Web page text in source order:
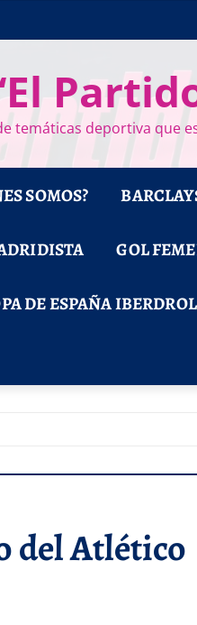
temáticas deportiva que
SOMOS?
GOL
DE ESPAÑA
del Atlético